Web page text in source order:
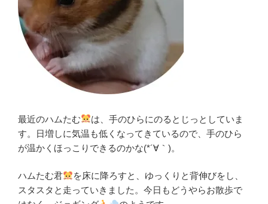
最近のハムたむ
は、手のひらにのるとじっとしていま
す。日増しに気温も低くなってきているので、手のひら
が温かくほっこりできるのかな(*´∀｀)。
ハムたむ君
を床に降ろすと、ゆっくりと背伸びをし、
スタスタと走っていきました。今日もどうやらお散歩で